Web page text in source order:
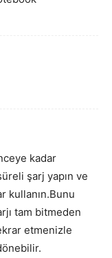
kadar
şarj yapın ve
kullanın.Bunu
tam bitmeden
etmenizle